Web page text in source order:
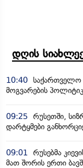
დღის
10:40 საქართველო
მოგვარების
09:25 რუსეთში,
დარტყმები
09:01
რუსებმა
მათ შორის ერთი